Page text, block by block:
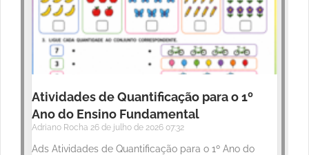
Atividades de Quantificação para o 1º
Ano do Ensino Fundamental
Adriano Rocha 26 de julho de 2026 07:32
Ads Atividades de Quantificação para o 1º Ano do